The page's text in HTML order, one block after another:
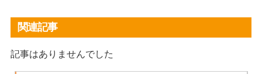
関連記事
記事はありませんでした